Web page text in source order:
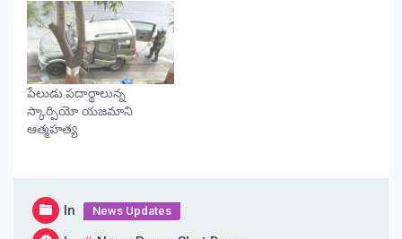
పేలుడు పదార్థాలున్న
స్కార్పియో యజమాని
ఆత్మహత్య
In News Updates